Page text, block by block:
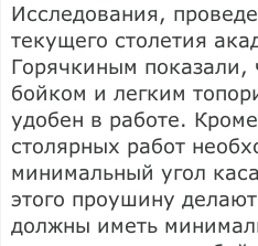
Исследования,
текущего столетия
Горячкиным показали,
бойком и легким
удобен в работе.
столярных работ
минимальный угол
этого проушину
должны иметь